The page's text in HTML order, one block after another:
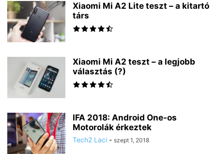
Xiaomi Mi A2 Lite teszt – a kitartó
társ
Xiaomi Mi A2 teszt – a legjobb
választás (?)
IFA 2018: Android One-os
Motorolák érkeztek
Tech2 Laci - szept 1, 2018